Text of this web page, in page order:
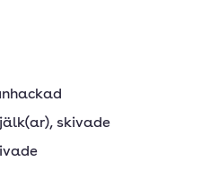
, skivade